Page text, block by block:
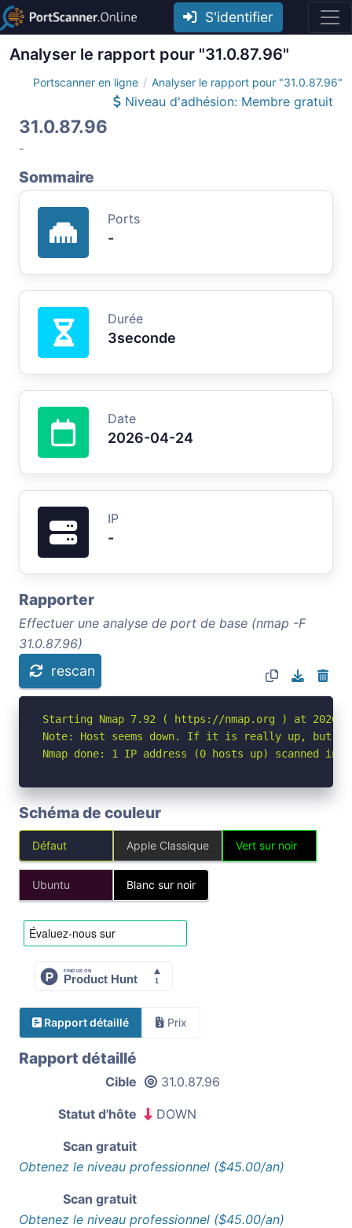
S'identifier
Analyser le rapport pour "31.0.87.96"
Portscanner en ligne Analyser le rapport pour "31.0.87.96"
Niveau d'adhésion: Membre gratuit
31.0.87.96
-
Sommaire
Ports
-
Durée
3seconde
Date
2026-04-24
IP
-
Rapporter
Effectuer une analyse de port de base (nmap -F
31.0.87.96)
rescan
Starting Nmap 7.92 ( https://nmap.org ) at 2026-
Note: Host seems down. If it is really up, but
Nmap done: 1 IP address (0 hosts up) scanned in
Schéma de couleur
Défaut Apple Classique Vert sur noir
Ubuntu Blanc sur noir
Rapport détaillé Prix
Rapport détaillé
Cible 31.0.87.96
Statut d'hôte DOWN
Scan gratuit
Obtenez le niveau professionnel ($45.00/an)
Scan gratuit
Obtenez le niveau professionnel ($45.00/an)